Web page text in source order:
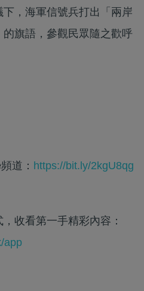
，海軍信號兵打出「兩岸
旗語，參觀民眾隨之歡呼
道： https://bit.ly/2kgU8qg
收看第一手精彩內容：
app